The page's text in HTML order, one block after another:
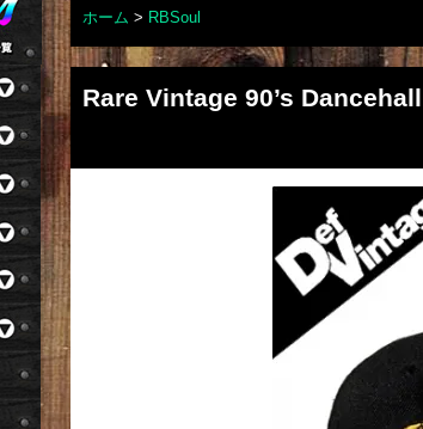
ホーム > RBSoul
Rare Vintage 90’s